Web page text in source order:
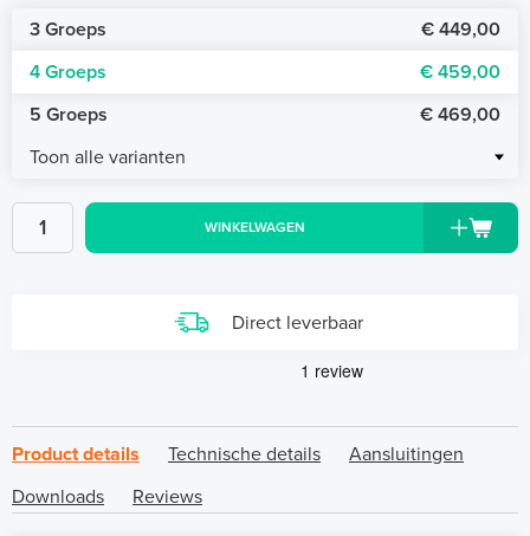
3 Groeps
€ 449,00
4 Groeps
€ 459,00
5 Groeps
€ 469,00
Toon alle varianten
WINKELWAGEN
Direct leverbaar
Product details Technische details
Aansluitingen
Downloads
Reviews